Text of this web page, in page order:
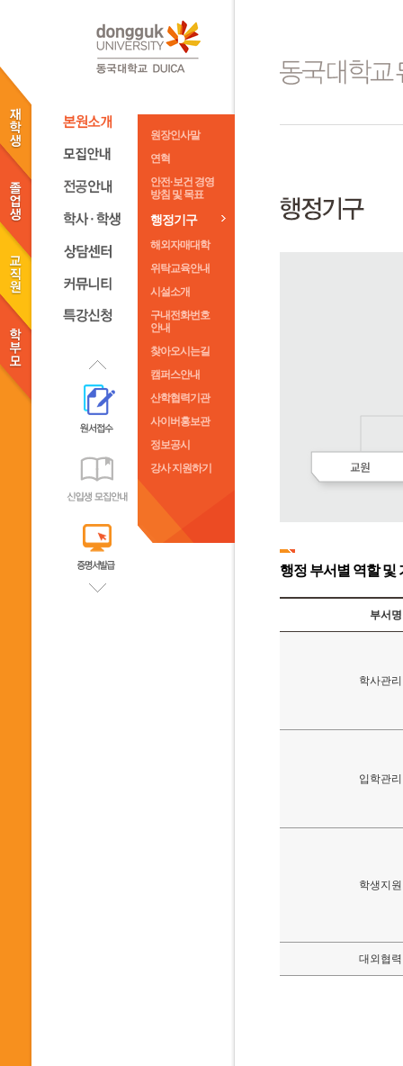
원장인사말
연혁
안전·보건 경영
방침 및 목표
행정기구
해외자매대학
위탁교육안내
시설소개
구내전화번호
안내
찾아오시는길
캠퍼스안내
산학협력기관
사이버홍보관
정보공시
강사 지원하기
행정 부서별 역할 및
부서명
학사관
입학관
학생지
대외협